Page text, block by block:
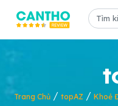
Trang Chủ / topAZ / Khoẻ